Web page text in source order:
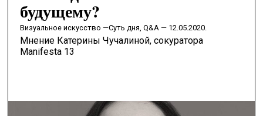
будущему?
визуальное искусство —Суть дня, Q&A — 12.05.2020.
Мнение Катерины Чучалиной, сокуратора
Manifesta 13